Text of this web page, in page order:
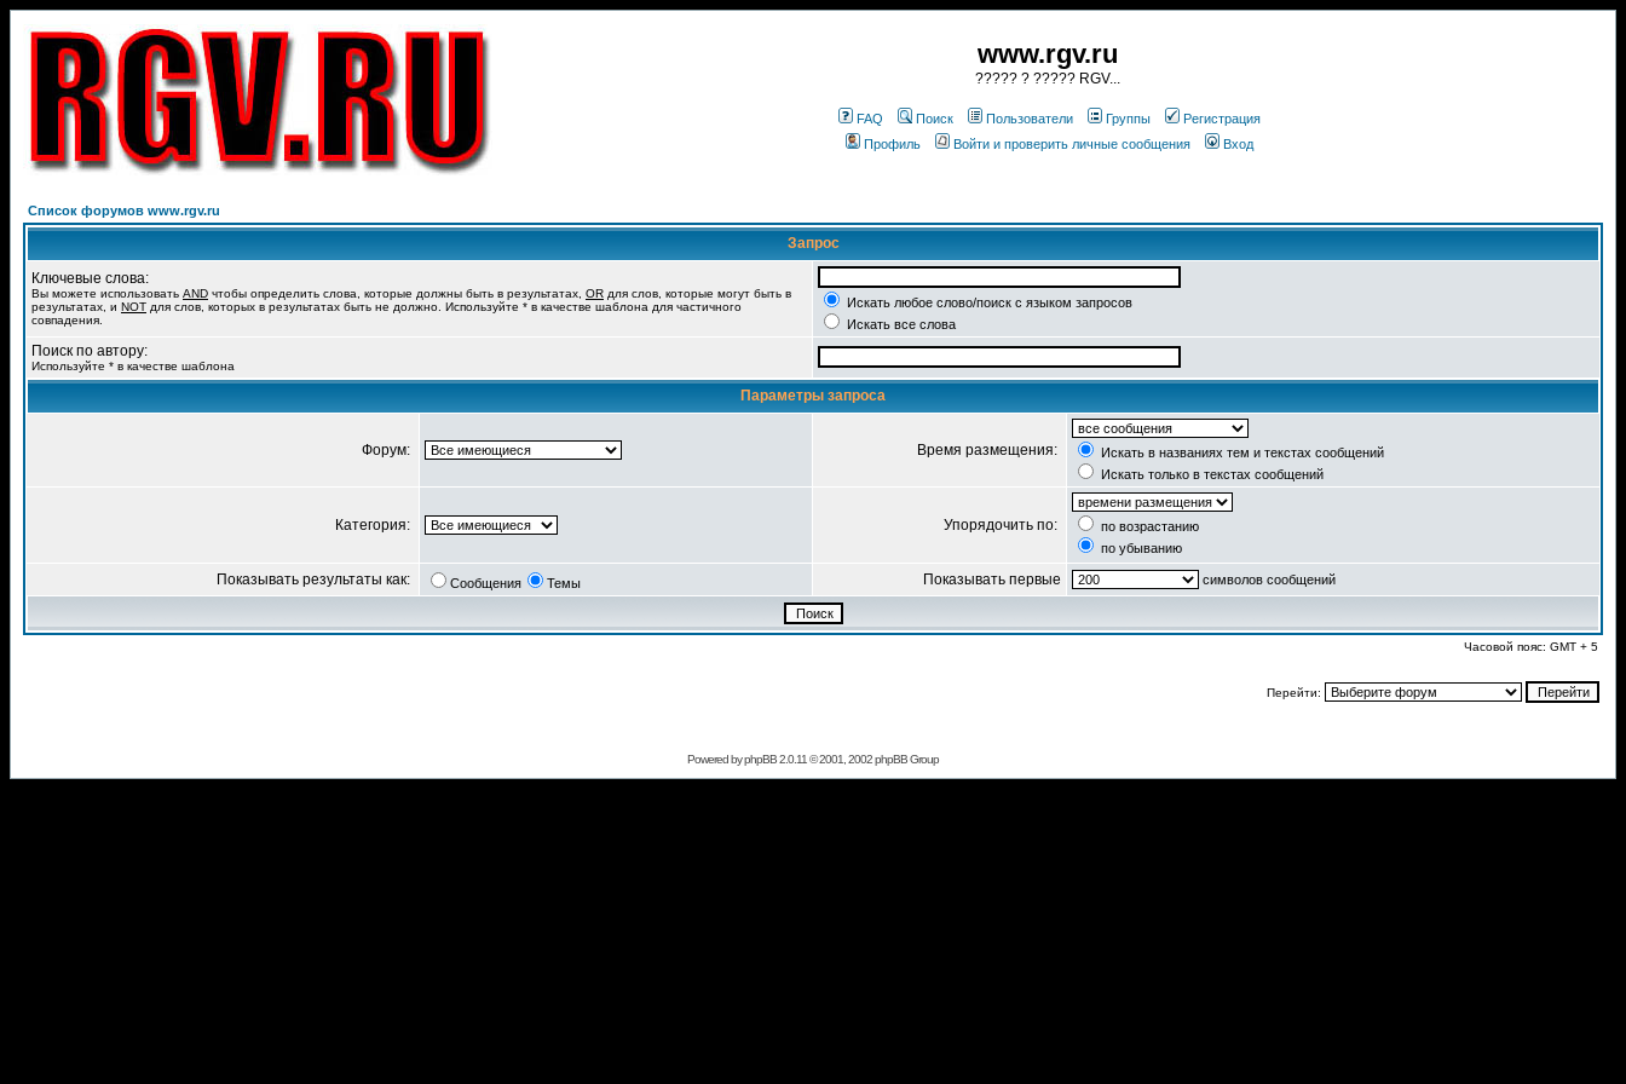
www.rgv.ru
????? ? ????? RGV...
FAQ Поиск Пользователи Группы
Регистрация
Профиль
Войти и проверить личные сообщения Вход
Список форумов www.rgv.ru
Запрос
Ключевые слова:
Вы можете использовать AND чтобы определить слова, которые должны быть в результатах, OR для слов, которые могут быть в
результатах, и NOT для слов, которых в результатах быть не должно. Используйте * в качестве шаблона для частичного
совпадения.
Искать любое слово/поиск с языком запросов
Искать все слова
Поиск по автору:
Используйте * в качестве шаблона
Параметры запроса
Форум: Время размещения:
Искать в названиях тем и текстах сообщений
Искать только в текстах сообщений
Категория: Упорядочить по:
по возрастанию
по убыванию
Показывать результаты как: Сообщения Темы Показывать первые символов сообщений
Часовой пояс: GMT + 5
Перейти:
Powered byphpBB2.0.11 © 2001, 2002 phpBB Group